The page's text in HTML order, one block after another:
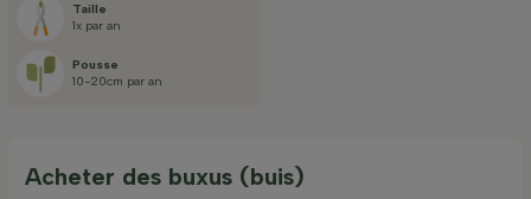
Taille
1x par an
Pousse
10-20cm par an
Acheter des buxus (buis)